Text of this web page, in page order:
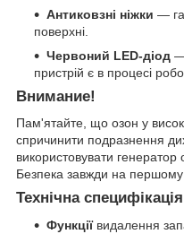
Антиковзні ніжки —
поверхні.
Червоний LED-діод —
пристрій є в процесі
Внимание!
Пам'ятайте, що озон у
спричинити подразнення
використовувати генератор
Безпека завжди на першому
Технічна
Функціївидалення